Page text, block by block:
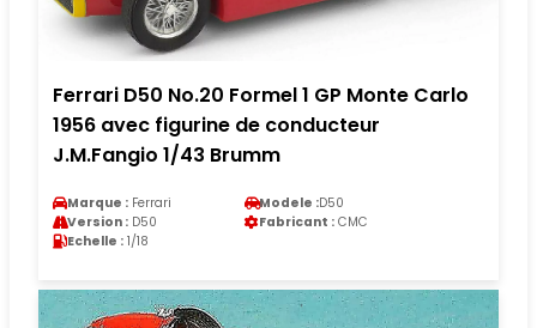
Ferrari D50 No.20 Formel 1 GP Monte Carlo
1956 avec figurine de conducteur
J.M.Fangio 1/43 Brumm
Marque : Ferrari Modele :D50
Version : D50 Fabricant : CMC
Echelle : 1/18